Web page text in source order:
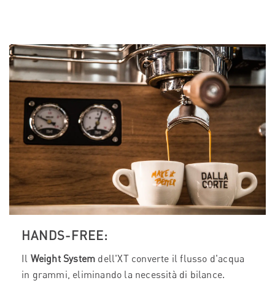
HANDS-FREE:
Il Weight System dell'XT converte il flusso d'acqua
in grammi, eliminando la necessità di bilance.